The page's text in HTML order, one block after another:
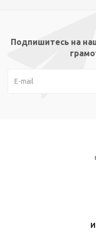
Подпишитесь на